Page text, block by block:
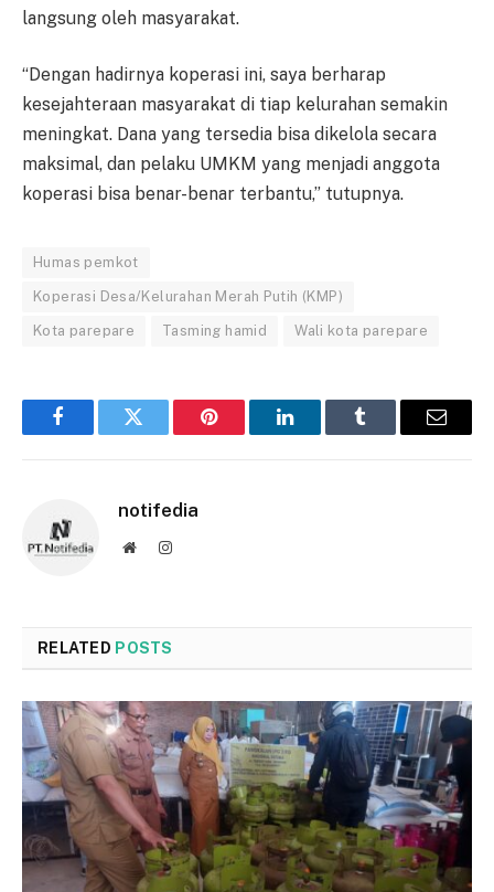
langsung oleh masyarakat.
“Dengan hadirnya koperasi ini, saya berharap
kesejahteraan masyarakat di tiap kelurahan semakin
meningkat. Dana yang tersedia bisa dikelola secara
maksimal, dan pelaku UMKM yang menjadi anggota
koperasi bisa benar-benar terbantu,” tutupnya.
Humas pemkot
Koperasi Desa/Kelurahan Merah Putih (KMP)
Kota parepare Tasming hamid Wali kota parepare
FacebookTwitter Pinterest LinkedInTumblr Email
notifedia
WebsiteInstagram
RELATED POSTS